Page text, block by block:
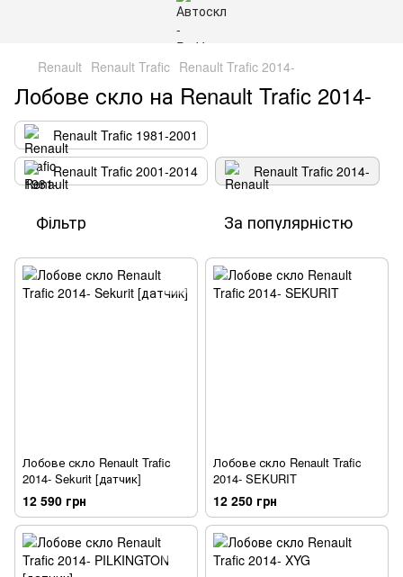
Renault Renault Trafic Renault Trafic 2014-
Лобове скло на Renault Trafic 2014-
Renault Trafic 1981-2001
Renault Trafic 2001-2014
Renault Trafic 2014-
Фільтр За популярністю
Лобове скло Renault Trafic
2014- Sekurit [датчик]
12 590 грн
Лобове скло Renault Trafic
2014- SEKURIT
12 250 грн